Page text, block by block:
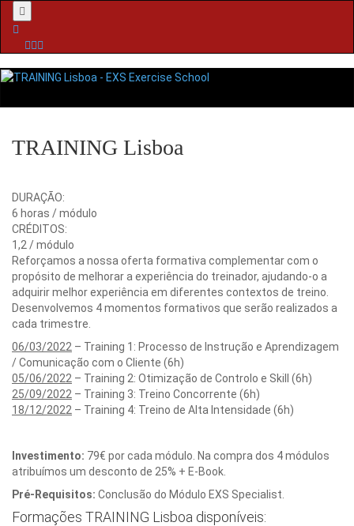
Menu
TRAINING Lisboa
DURAÇÃO:
6 horas / módulo
CRÉDITOS:
1,2 / módulo
Reforçamos a nossa oferta formativa complementar com o
propósito de melhorar a experiência do treinador, ajudando-o a
adquirir melhor experiência em diferentes contextos de treino.
Desenvolvemos 4 momentos formativos que serão realizados a
cada trimestre.
06/03/2022 – Training 1: Processo de Instrução e Aprendizagem
/ Comunicação com o Cliente (6h)
05/06/2022 – Training 2: Otimização de Controlo e Skill (6h)
25/09/2022 – Training 3: Treino Concorrente (6h)
18/12/2022 – Training 4: Treino de Alta Intensidade (6h)
Investimento: 79€ por cada módulo. Na compra dos 4 módulos
atribuímos um desconto de 25% + E-Book.
Pré-Requisitos: Conclusão do Módulo EXS Specialist.
Formações TRAINING Lisboa disponíveis: